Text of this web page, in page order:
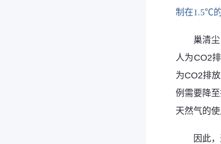
制在1.5℃
巢清
人为CO2
为CO2排
例需要降
天然气的
因此